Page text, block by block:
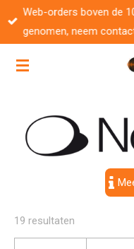
Ga
direct
de
Web-orders boven de
genomen, neem
19 resultaten